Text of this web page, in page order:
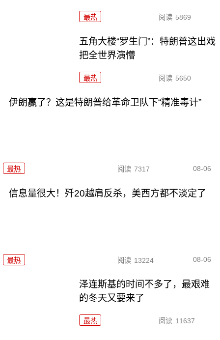
最热 阅读 5869
五角大楼“罗生门”：特朗普这出戏
把全世界演懵
最热 阅读 5650
伊朗赢了？这是特朗普给革命卫队下“精准毒计”
最热 阅读 7317 08-06
信息量很大！歼20越肩反杀，美西方都不淡定了
最热 阅读 13224 08-06
泽连斯基的时间不多了，最艰难
的冬天又要来了
最热 阅读 11637